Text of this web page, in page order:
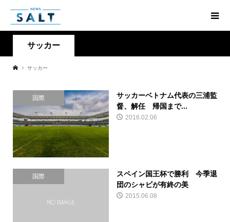
サッカー
サッカー
国際
サッカーベトナム代表の三浦監
督、解任 帰国まで...
2016.02.06
国際
スペイン国王杯で勝利 今季退
団のシャビが有終の美
2015.06.08